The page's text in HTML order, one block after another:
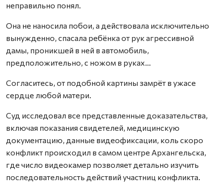
неправильно понял.
Она не наносила побои, а действовала исключительно
вынужденно, спасала ребёнка от рук агрессивной
дамы, проникшей в ней в автомобиль,
предположительно, с ножом в руках…
Согласитесь, от подобной картины замрёт в ужасе
сердце любой матери.
Суд исследовал все представленные доказательства,
включая показания свидетелей, медицинскую
документацию, данные видеофиксации, коль скоро
конфликт происходил в самом центре Архангельска,
где число видеокамер позволяет детально изучить
последовательность действий участниц конфликта.